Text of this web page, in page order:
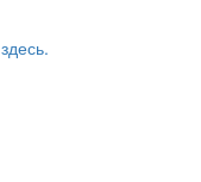
здесь.